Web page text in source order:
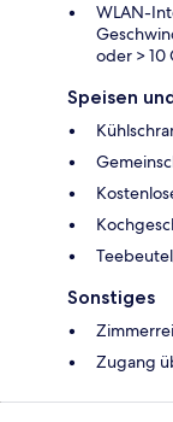
WLAN-
oder > 10
Speisen
Sonstiges
Zugang